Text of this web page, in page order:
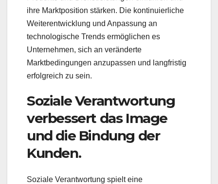
ihre Marktposition stärken. Die kontinuierliche
Weiterentwicklung und Anpassung an
technologische Trends ermöglichen es
Unternehmen, sich an veränderte
Marktbedingungen anzupassen und langfristig
erfolgreich zu sein.
Soziale Verantwortung
verbessert das Image
und die Bindung der
Kunden.
Soziale Verantwortung spielt eine